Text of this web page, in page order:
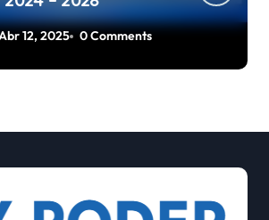
12, 2025 0 Comments